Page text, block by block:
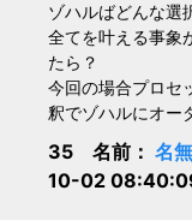
ゾハルばどんな選
全てを叶える事象
たら？
今回の場合プロセ
釈でゾハルにオー
35 名前： 名
10-02